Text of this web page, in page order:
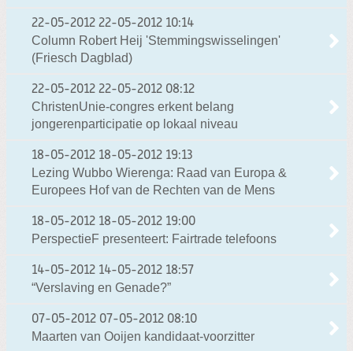
22-05-2012 22-05-2012 10:14
Column Robert Heij 'Stemmingswisselingen'
(Friesch Dagblad)
22-05-2012 22-05-2012 08:12
ChristenUnie-congres erkent belang
jongerenparticipatie op lokaal niveau
18-05-2012 18-05-2012 19:13
Lezing Wubbo Wierenga: Raad van Europa &
Europees Hof van de Rechten van de Mens
18-05-2012 18-05-2012 19:00
PerspectieF presenteert: Fairtrade telefoons
14-05-2012 14-05-2012 18:57
“Verslaving en Genade?”
07-05-2012 07-05-2012 08:10
Maarten van Ooijen kandidaat-voorzitter